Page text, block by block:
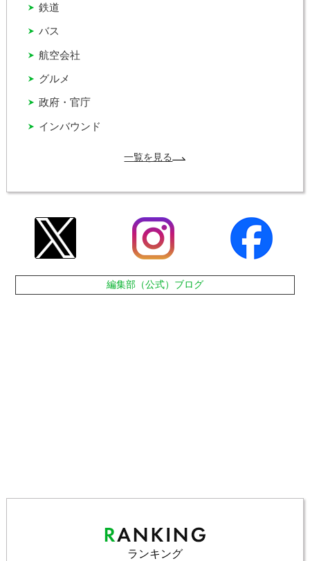
インバウンド
グルメ
バス
政府・官庁
航空会社
鉄道
一覧を見る
編集部（公式）ブログ
ランキング